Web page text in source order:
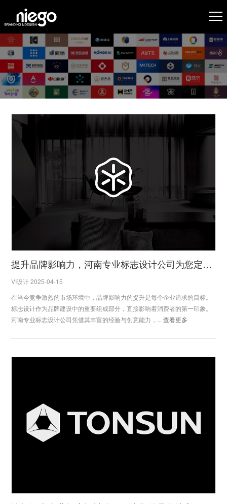
提升品牌影响力，河南专业标志设计公司为您定制独特方案
VI设计 2025-04-15
在当今竞争激烈的市场环境中，品牌影响力的提升是每个企业追求的目标。
标志设计作为品牌建设中的重要组成部分，直接影响着消费者的第一印象。
河南专业标志设计公司凭借其丰富的经验与创意能力，...查看更多